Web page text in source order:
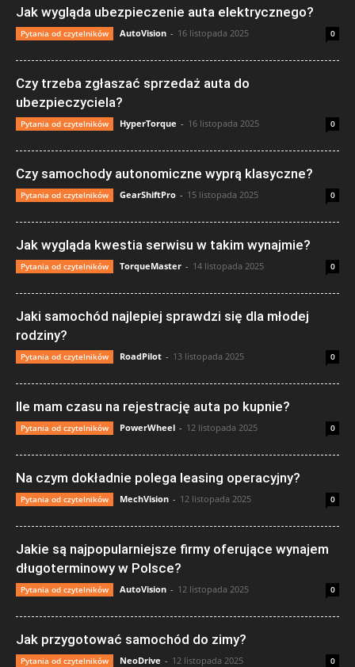
Jak wygląda ubezpieczenie auta elektrycznego?
Pytania od czytelników AutoVision - 16 listopada 2025 0
Czy trzeba zgłaszać sprzedaż auta do
ubezpieczyciela?
Pytania od czytelników HyperTorque - 16 listopada 2025 0
Czy samochody autonomiczne wyprą klasyczne?
Pytania od czytelników GearShiftPro - 15 listopada 2025 0
Jak wygląda kwestia serwisu w takim wynajmie?
Pytania od czytelników TorqueMaster - 14 listopada 2025 0
Jaki samochód najlepiej sprawdzi się dla młodej
rodziny?
Pytania od czytelników RoadPilot - 13 listopada 2025 0
Ile mam czasu na rejestrację auta po kupnie?
Pytania od czytelników PowerWheel - 12 listopada 2025 0
Na czym dokładnie polega leasing operacyjny?
Pytania od czytelników MechVision - 12 listopada 2025 0
Jakie są najpopularniejsze firmy oferujące wynajem
długoterminowy w Polsce?
Pytania od czytelników AutoVision - 12 listopada 2025 0
Jak przygotować samochód do zimy?
Pytania od czytelników NeoDrive - 12 listopada 2025 0